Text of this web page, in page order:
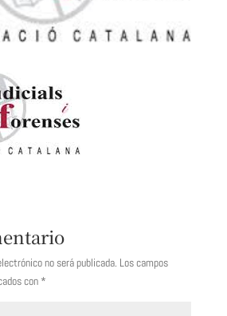
no será publicada. Los campos
con *